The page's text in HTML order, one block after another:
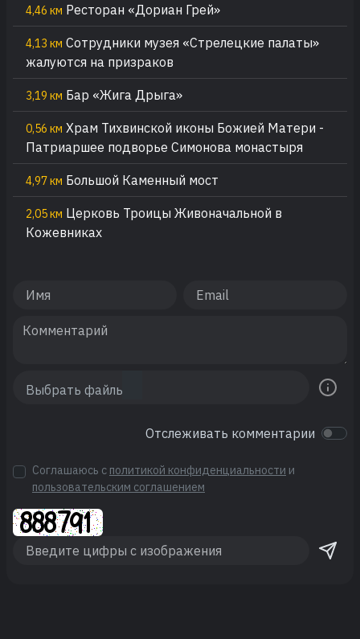
4,46 км Ресторан «Дориан Грей»
4,13 км Сотрудники музея «Стрелецкие палаты»
жалуются на призраков
3,19 км Бар «Жига Дрыга»
0,56 км Храм Тихвинской иконы Божией Матери -
Патриаршее подворье Симонова монастыря
4,97 км Большой Каменный мост
2,05 км Церковь Троицы Живоначальной в
Кожевниках
Отслеживать комментарии
Соглашаюсь с политикой конфиденциальности и
пользовательским соглашением